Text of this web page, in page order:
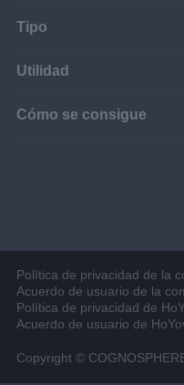
Tipo
Utilidad
Cómo se consigue
Política de privacidad de la
Acuerdo de usuario de la
Política de privacidad de
Acuerdo de usuario de
Copyright ©